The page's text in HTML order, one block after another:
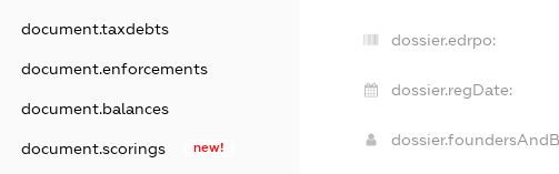
document.taxdebts
document.enforcements
document.balances
document.scorings new!
dossier.edrpo:
dossier.regDate: